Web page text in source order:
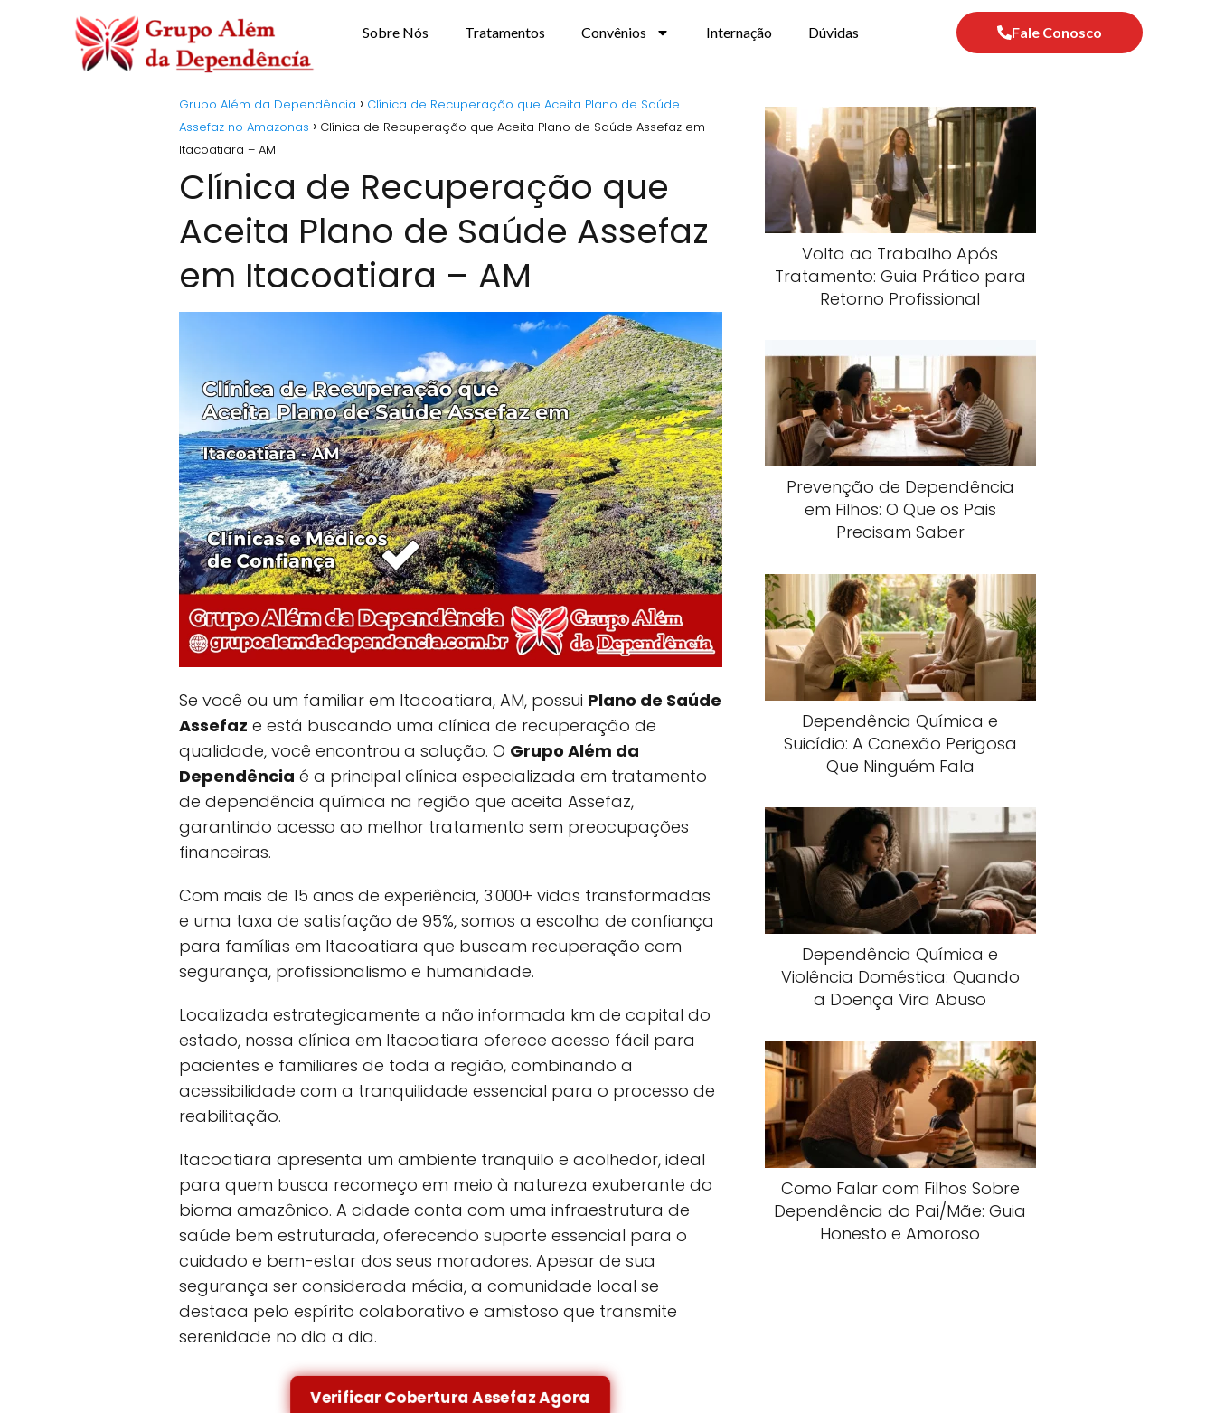
Sobre Nós Tratamentos Convênios Internação Dúvidas Fale Conosco
Grupo Além da Dependência
Clínica de Recuperação que Aceita Plano de Saúde
Assefaz no Amazonas
Clínica de Recuperação que Aceita Plano de Saúde Assefaz em
Itacoatiara – AM
Clínica de Recuperação que
Aceita Plano de Saúde Assefaz
em Itacoatiara – AM
Se você ou um familiar em Itacoatiara, AM, possui Plano de Saúde
Assefaz e está buscando uma clínica de recuperação de
qualidade, você encontrou a solução. O Grupo Além da
Dependência é a principal clínica especializada em tratamento
de dependência química na região que aceita Assefaz,
garantindo acesso ao melhor tratamento sem preocupações
financeiras.
Com mais de 15 anos de experiência, 3.000+ vidas transformadas
e uma taxa de satisfação de 95%, somos a escolha de confiança
para famílias em Itacoatiara que buscam recuperação com
segurança, profissionalismo e humanidade.
Localizada estrategicamente a não informada km de capital do
estado, nossa clínica em Itacoatiara oferece acesso fácil para
pacientes e familiares de toda a região, combinando a
acessibilidade com a tranquilidade essencial para o processo de
reabilitação.
Itacoatiara apresenta um ambiente tranquilo e acolhedor, ideal
para quem busca recomeço em meio à natureza exuberante do
bioma amazônico. A cidade conta com uma infraestrutura de
saúde bem estruturada, oferecendo suporte essencial para o
cuidado e bem-estar dos seus moradores. Apesar de sua
segurança ser considerada média, a comunidade local se
destaca pelo espírito colaborativo e amistoso que transmite
serenidade no dia a dia.
Verificar Cobertura Assefaz Agora
Volta ao Trabalho Após
Tratamento: Guia Prático para
Retorno Profissional
Prevenção de Dependência
em Filhos: O Que os Pais
Precisam Saber
Dependência Química e
Suicídio: A Conexão Perigosa
Que Ninguém Fala
Dependência Química e
Violência Doméstica: Quando
a Doença Vira Abuso
Como Falar com Filhos Sobre
Dependência do Pai/Mãe: Guia
Honesto e Amoroso